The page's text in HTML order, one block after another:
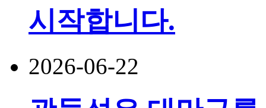
시작합니다.
2026-06-22